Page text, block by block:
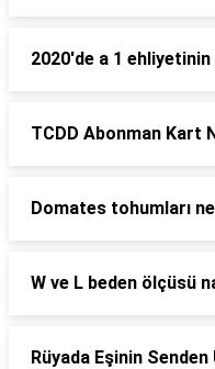
2020'de a 1
TCDD Abonman Kart
Domates tohumları
W ve L beden ölçüsü
Rüyada Eşinin Senden